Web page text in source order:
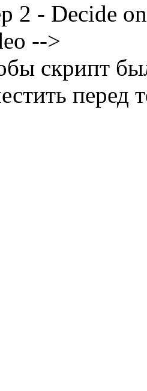
2 - Decide
-->
скрипт
перед